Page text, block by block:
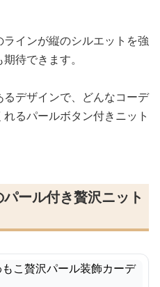
インが縦のシルエットを強
待できます。
デザインで、どんなコーデ
るパールボタン付きニット
ール付き贅沢ニット